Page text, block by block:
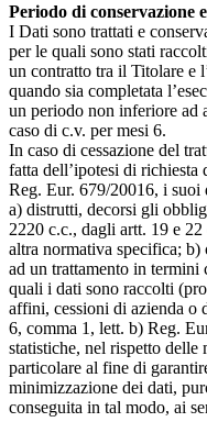
Periodo di conservazione
I Dati sono trattati e
per le quali sono stati
un contratto tra il Titolare e
quando sia completata
un periodo non inferiore ad
caso di c.v. per mesi 6.
In caso di cessazione del
fatta dell’ipotesi di richiesta
Reg. Eur. 679/20016, i suoi
a) distrutti, decorsi gli
2220 c.c., dagli artt. 19 e
altra normativa specifica; b)
ad un trattamento in
quali i dati sono raccolti
affini, cessioni di azienda o
6, comma 1, lett. b) Reg.
statistiche, nel rispetto delle
particolare al fine di
minimizzazione dei dati,
conseguita in tal modo, ai